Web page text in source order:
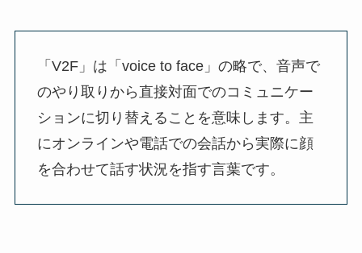
「V2F」は「voice to face」の略で、音声で
のやり取りから直接対面でのコミュニケー
ションに切り替えることを意味します。主
にオンラインや電話での会話から実際に顔
を合わせて話す状況を指す言葉です。